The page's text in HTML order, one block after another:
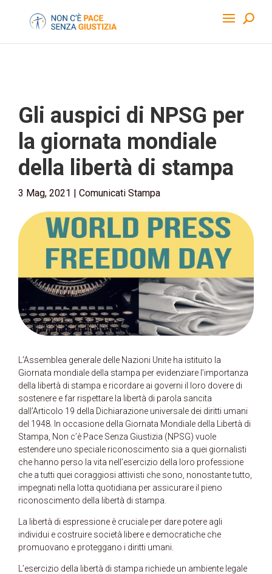
Gli auspici di NPSG per
la giornata mondiale
della libertà di stampa
3 Mag, 2021 | Comunicati Stampa
L’Assemblea generale delle Nazioni Unite ha istituito la
Giornata mondiale della stampa per evidenziare l’importanza
della libertà di stampa e ricordare ai governi il loro dovere di
sostenere e far rispettare la libertà di parola sancita
dall’Articolo 19 della Dichiarazione universale dei diritti umani
del 1948. In occasione della Giornata Mondiale della Libertà di
Stampa, Non c’è Pace Senza Giustizia (NPSG) vuole
estendere uno speciale riconoscimento sia a quei giornalisti
che hanno perso la vita nell’esercizio della loro professione
che a tutti quei coraggiosi attivisti che sono, nonostante tutto,
impegnati nella lotta quotidiana per assicurare il pieno
riconoscimento della libertà di stampa.
La libertà di espressione è cruciale per dare potere agli
individui e costruire società libere e democratiche che
promuovano e proteggano i diritti umani.
L’esercizio della libertà di stampa richiede un ambiente legale